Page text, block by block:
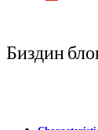
Биздин